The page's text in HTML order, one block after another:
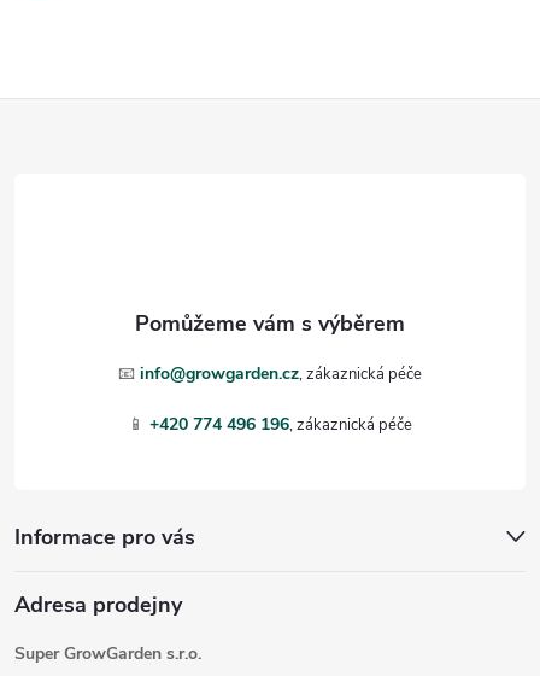
📧 info@growgarden.cz
📱 +420 774 496 196
Informace pro vás
Adresa prodejny
Super GrowGarden s.r.o.